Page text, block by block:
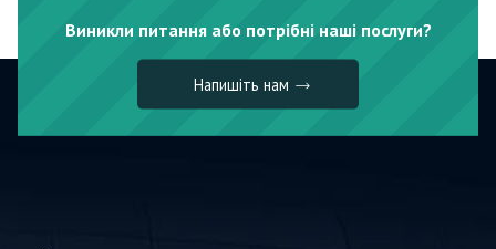
Виникли питання або потрібні наші послуги?
Напишіть нам